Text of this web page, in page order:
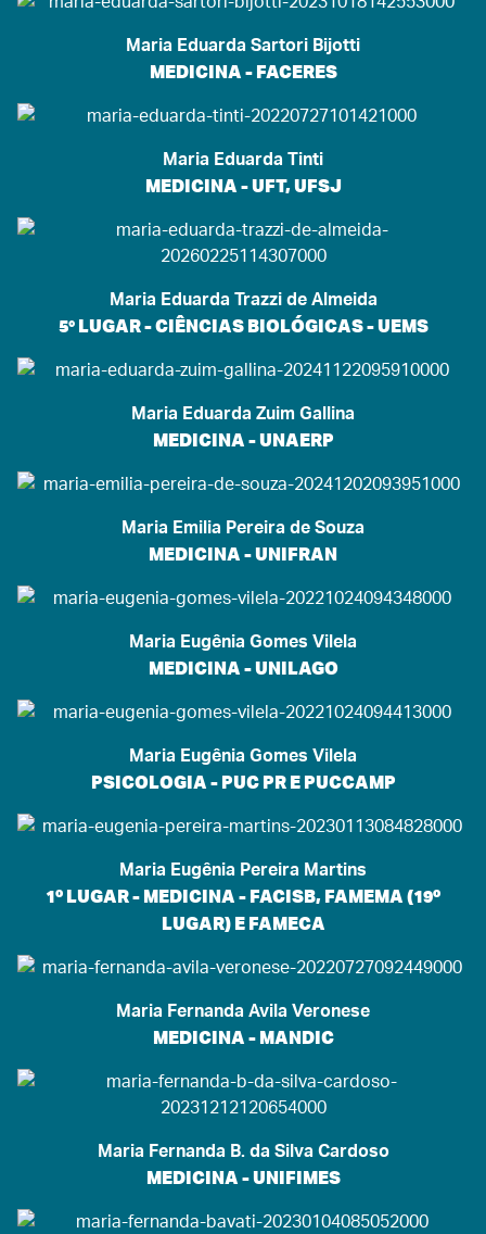
Maria Eduarda Sartori Bijotti
MEDICINA - FACERES
Maria Eduarda Tinti
MEDICINA - UFT, UFSJ
Maria Eduarda Trazzi de Almeida
5° LUGAR - CIÊNCIAS BIOLÓGICAS - UEMS
Maria Eduarda Zuim Gallina
MEDICINA - UNAERP
Maria Emilia Pereira de Souza
MEDICINA - UNIFRAN
Maria Eugênia Gomes Vilela
MEDICINA - UNILAGO
Maria Eugênia Gomes Vilela
PSICOLOGIA - PUC PR E PUCCAMP
Maria Eugênia Pereira Martins
1º LUGAR - MEDICINA - FACISB, FAMEMA (19º
LUGAR) E FAMECA
Maria Fernanda Avila Veronese
MEDICINA - MANDIC
Maria Fernanda B. da Silva Cardoso
MEDICINA - UNIFIMES